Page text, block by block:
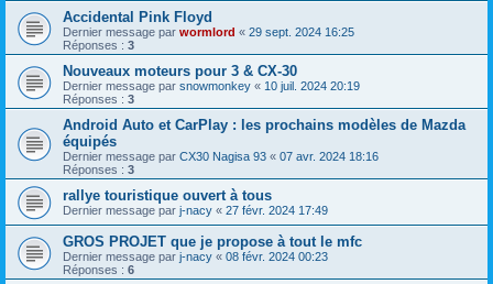
Accidental Pink Floyd
Dernier message par wormlord « 29 sept. 2024 16:25
Réponses : 3
Nouveaux moteurs pour 3 & CX-30
Dernier message par snowmonkey « 10 juil. 2024 20:19
Réponses : 3
Android Auto et CarPlay : les prochains modèles de Mazda
équipés
Dernier message par CX30 Nagisa 93 « 07 avr. 2024 18:16
Réponses : 3
rallye touristique ouvert à tous
Dernier message par j-nacy « 27 févr. 2024 17:49
GROS PROJET que je propose à tout le mfc
Dernier message par j-nacy « 08 févr. 2024 00:23
Réponses : 6